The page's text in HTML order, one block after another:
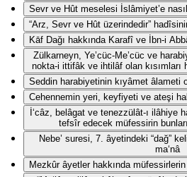
Sevr ve Hût meselesi İslâmiyet’e
“Arz, Sevr ve Hût üzerindedir”
Kāf Dağı hakkında Karafî ve İbn-i
Zülkarneyn, Ye’cüc-Me’cüc ve
nokta-i ittifâk ve ihtilâf olan kısımları
Seddin harabiyetinin kıyâmet âlameti
Cehennemin yeri, keyfiyeti ve ateşi
İ‘câz, belâgat ve tenezzülât-ı ilâhiye
tefsîr edecek müfessirin
Nebe’ suresi, 7. âyetindeki “dağ”
ma‘nâ
Mezkûr âyetler hakkında müfessirlerin